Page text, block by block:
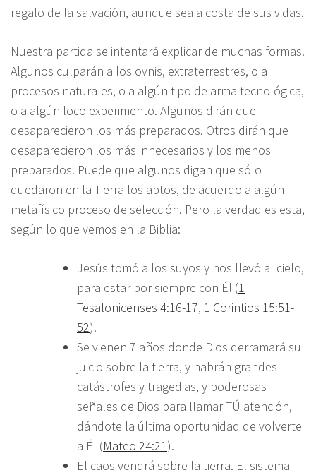
regalo de la salvación, aunque sea a costa de sus vidas.
Nuestra partida se intentará explicar de muchas formas.
Algunos culparán a los ovnis, extraterrestres, o a
procesos naturales, o a algún tipo de arma tecnológica,
o a algún loco experimento. Algunos dirán que
desaparecieron los más preparados. Otros dirán que
desaparecieron los más innecesarios y los menos
preparados. Puede que algunos digan que sólo
quedaron en la Tierra los aptos, de acuerdo a algún
metafísico proceso de selección. Pero la verdad es esta,
según lo que vemos en la Biblia:
Jesús tomó a los suyos y nos llevó al cielo,
para estar por siempre con Él (1
Tesalonicenses 4:16-17, 1 Corintios 15:51-
52).
Se vienen 7 años donde Dios derramará su
juicio sobre la tierra, y habrán grandes
catástrofes y tragedias, y poderosas
señales de Dios para llamar TÚ atención,
dándote la última oportunidad de volverte
a Él (Mateo 24:21).
El caos vendrá sobre la tierra. El sistema